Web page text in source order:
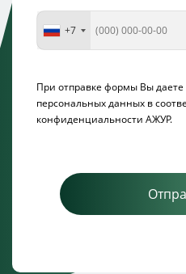
+7
При отправке формы Вы даете
персональных данных в
конфиденциальности АЖУР.